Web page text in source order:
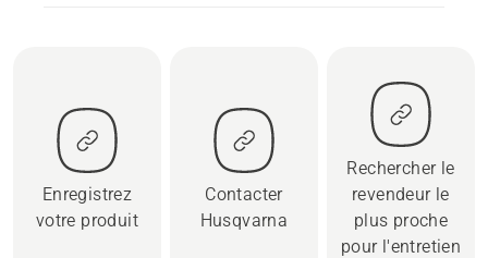
Enregistrez
votre produit
Contacter
Husqvarna
Rechercher le
revendeur le
plus proche
pour l'entretien